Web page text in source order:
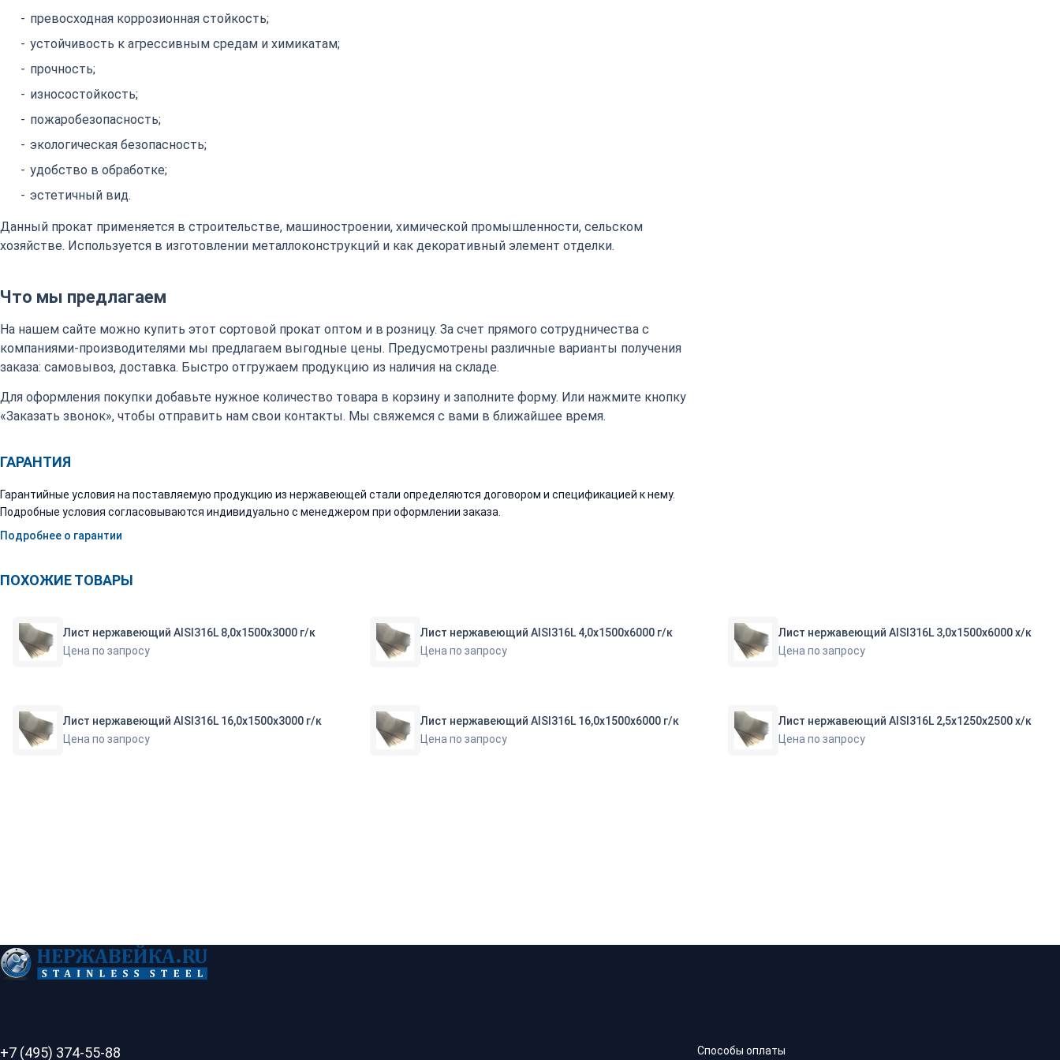
превосходная коррозионная стойкость;
устойчивость к агрессивным средам и химикатам;
прочность;
износостойкость;
пожаробезопасность;
экологическая безопасность;
удобство в обработке;
эстетичный вид.
Данный прокат применяется в строительстве, машиностроении, химической промышленности, сельском
хозяйстве. Используется в изготовлении металлоконструкций и как декоративный элемент отделки.
Что мы предлагаем
На нашем сайте можно купить этот сортовой прокат оптом и в розницу. За счет прямого сотрудничества с
компаниями-производителями мы предлагаем выгодные цены. Предусмотрены различные варианты получения
заказа: самовывоз, доставка. Быстро отгружаем продукцию из наличия на складе.
Для оформления покупки добавьте нужное количество товара в корзину и заполните форму. Или нажмите кнопку
«Заказать звонок», чтобы отправить нам свои контакты. Мы свяжемся с вами в ближайшее время.
ГАРАНТИЯ
Гарантийные условия на поставляемую продукцию из нержавеющей стали определяются договором и спецификацией к нему.
Подробные условия согласовываются индивидуально с менеджером при оформлении заказа.
Подробнее о гарантии
ПОХОЖИЕ ТОВАРЫ
Лист нержавеющий AISI316L 8,0х1500х3000 г/к
Цена по запросу
Лист нержавеющий AISI316L 4,0х1500х6000 г/к
Цена по запросу
Лист нержавеющий AISI316L 3,0х1500х6000 х/к
Цена по запросу
Лист нержавеющий AISI316L 16,0х1500х3000 г/к
Цена по запросу
Лист нержавеющий AISI316L 16,0х1500х6000 г/к
Цена по запросу
Лист нержавеющий AISI316L 2,5х1250х2500 х/к
Цена по запросу
+7 (495) 374-55-88 Способы оплаты